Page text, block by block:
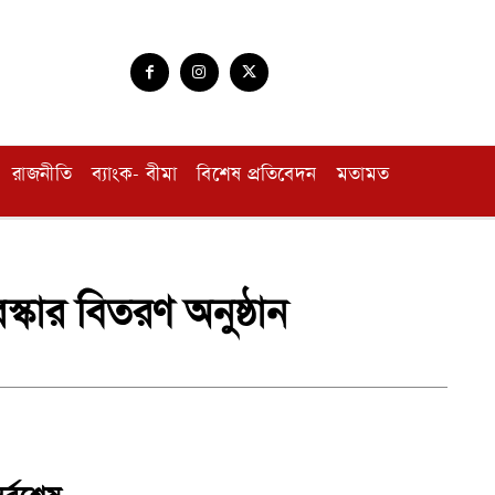
রাজনীতি ব্যাংক- বীমা বিশেষ প্রতিবেদন মতামত
বিতরণ অনুষ্ঠান